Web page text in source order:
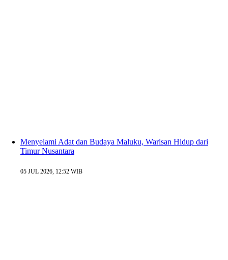
Menyelami Adat dan Budaya Maluku, Warisan Hidup dari
Timur Nusantara
05 JUL 2026, 12:52 WIB